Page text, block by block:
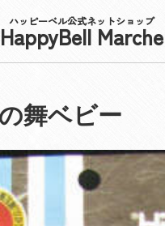
ハッピーベル公式ネットショップ
HappyBell Marche
舞ベビー